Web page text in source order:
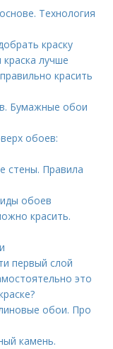
Технология
краску
лучше
красить
Бумажные обои
обоев:
стены. Правила
обоев
красить.
первый слой
это
обои. Про
камень.